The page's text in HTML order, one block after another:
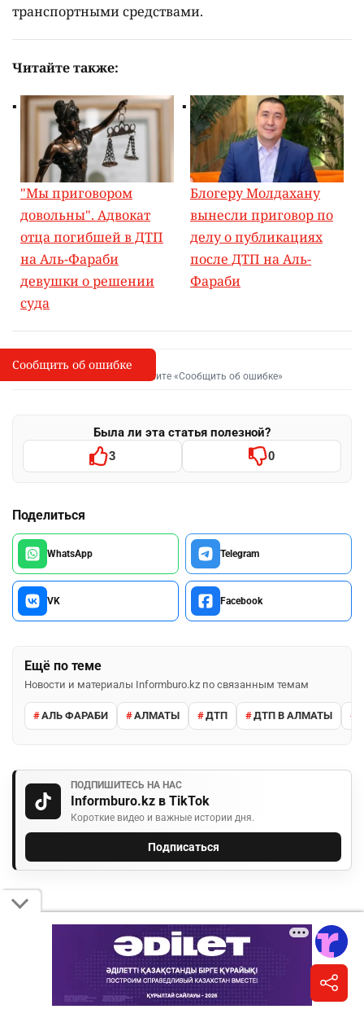
транспортными средствами.
Читайте также:
"Мы приговором
довольны". Адвокат
отца погибшей в ДТП
на Аль-Фараби
девушки о решении
суда
Блогеру Молдахану
вынесли приговор по
делу о публикациях
после ДТП на Аль-
Фараби
I
Сообщить об опечатке
Выделите фрагмент и нажмите «Сообщить об ошибке»
Была ли эта статья полезной?
3 0
Поделиться
WhatsApp Telegram
VK Facebook
Ещё по теме
Новости и материалы Informburo.kz по связанным темам
АЛЬ ФАРАБИ АЛМАТЫ ДТП ДТП В АЛМАТЫ
ПОДПИШИТЕСЬ НА НАС
Informburo.kz в TikTok
Короткие видео и важные истории дня.
Подписаться
Сообщить об ошибке
КОММЕНТАРИИ
Необходимоавторизоваться